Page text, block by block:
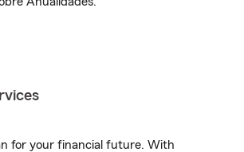
for your financial future. With